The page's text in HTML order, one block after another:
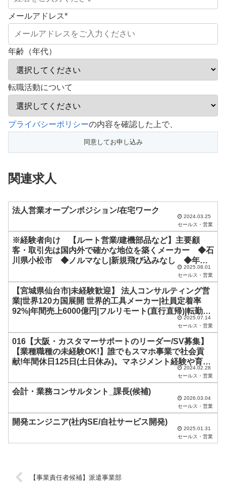
メールアドレス*
年齢（年代）
転職活動について
こ
フ
ー
ド
空
の
ま
ま
し
く
さ
。
プライバシーポリシーの内容を確認した上で、
関連求人
法人営業オープンポジション/在宅ワーク
2024.03.25
セールス・営業
※経験者向け 【ルート営業/建機部品など】主要顧
客・取引先は国内外で確かな地位を築くメーカー ◆石
川県小松市 ◆ノルマなし|新規飛び込みなし ◆年間
休日129日 ◆想定年収380万円～450万円 ◆残業は
月平均5時間以下 ◆必須:普通自動車免許&法人営業の
経験
2025.08.01
セールス・営業
【宮城県仙台市|未経験歓迎】 法人コンサルティング営
業|世界120カ国展開 世界的工具メーカー|社員定着率
92%|年間売上6000億円|フルリモート(直行直帰)|転勤無
2025.07.14
セールス・営業
016【大阪・カスタマーサポートのリーダー/SV募集】
【業種職種の未経験OK!】誰でもスマホ事業で社会貢
献!年間休日125日(土日休み)。マネジメント経験や育成
2024.02.28
セールス・営業
会計・業務コンサルタント_課長(候補)
2026.03.04
セールス・営業
開発エンジニア(社内SE/自社サービス開発)
2025.01.31
セールス・営業
【事業責任者候補】派遣事業部